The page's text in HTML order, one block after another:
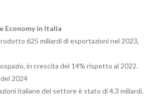
Economy in Italia
625 miliardi di esportazioni nel 2023,
in crescita del 14% rispetto al 2022.
2024
italiane del settore è stato di 4,3 miliardi.